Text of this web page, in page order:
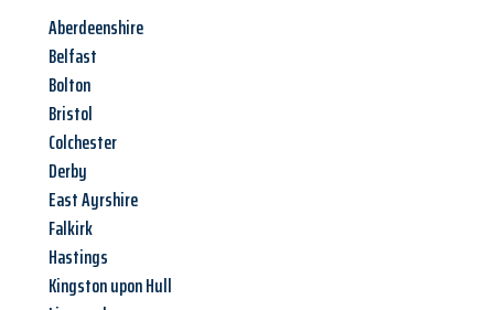
Aberdeenshire
Belfast
Bolton
Bristol
Colchester
Derby
East Ayrshire
Falkirk
Hastings
Kingston upon Hull